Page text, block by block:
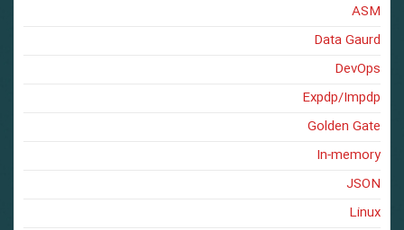
ASM
Data Gaurd
DevOps
Expdp/Impdp
Golden Gate
In-memory
JSON
Linux